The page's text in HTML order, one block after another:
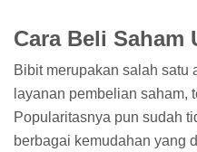
Cara Beli
Bibit merupakan salah satu
layanan pembelian saham,
Popularitasnya pun sudah
berbagai kemudahan yang